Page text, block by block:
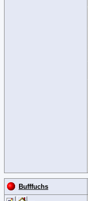
Bufffuchs